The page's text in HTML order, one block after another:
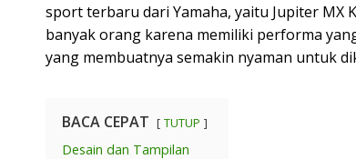
sport terbaru dari Yamaha, yaitu Jupiter MX
banyak orang karena memiliki performa
yang membuatnya semakin nyaman untuk
BACA CEPAT TUTUP
Desain dan Tampilan